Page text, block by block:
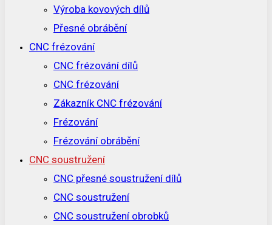
Výroba kovových dílů
Přesné obrábění
CNC frézování
CNC frézování dílů
CNC frézování
Zákazník CNC frézování
Frézování
Frézování obrábění
CNC soustružení
CNC přesné soustružení dílů
CNC soustružení
CNC soustružení obrobků